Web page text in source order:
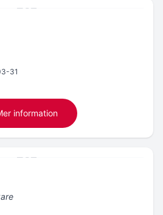
31
information